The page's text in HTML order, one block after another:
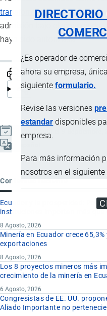
DIRECTORIO
¿Es operador de
ahora su empresa,
siguienteformulario.
Revise las versiones
estandar disponibles
empresa.
Para más información
nosotros en el siguiente
transformación, elaboración
admisión bajo el régimen de
haya sido autorizada.
Contenido reciente
Ecuador y la prosperidad: Por
instituciones importan más que
8 Agosto, 2026
Minería en Ecuador crece
exportaciones
8 Agosto, 2026
Los 8 proyectos mineros más
crecimiento de la minería en
6 Agosto, 2026
Congresistas de EE. UU.
Aliado Importante no